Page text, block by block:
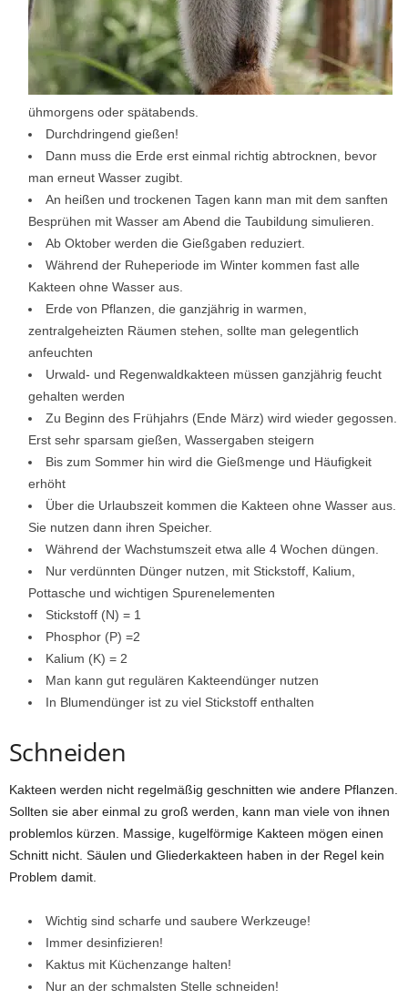
ühmorgens oder spätabends.
Durchdringend gießen!
Dann muss die Erde erst einmal richtig abtrocknen, bevor
man erneut Wasser zugibt.
An heißen und trockenen Tagen kann man mit dem sanften
Besprühen mit Wasser am Abend die Taubildung simulieren.
Ab Oktober werden die Gießgaben reduziert.
Während der Ruheperiode im Winter kommen fast alle
Kakteen ohne Wasser aus.
Erde von Pflanzen, die ganzjährig in warmen,
zentralgeheizten Räumen stehen, sollte man gelegentlich
anfeuchten
Urwald- und Regenwaldkakteen müssen ganzjährig feucht
gehalten werden
Zu Beginn des Frühjahrs (Ende März) wird wieder gegossen.
Erst sehr sparsam gießen, Wassergaben steigern
Bis zum Sommer hin wird die Gießmenge und Häufigkeit
erhöht
Über die Urlaubszeit kommen die Kakteen ohne Wasser aus.
Sie nutzen dann ihren Speicher.
Während der Wachstumszeit etwa alle 4 Wochen düngen.
Nur verdünnten Dünger nutzen, mit Stickstoff, Kalium,
Pottasche und wichtigen Spurenelementen
Stickstoff (N) = 1
Phosphor (P) =2
Kalium (K) = 2
Man kann gut regulären Kakteendünger nutzen
In Blumendünger ist zu viel Stickstoff enthalten
Schneiden
Kakteen werden nicht regelmäßig geschnitten wie andere Pflanzen.
Sollten sie aber einmal zu groß werden, kann man viele von ihnen
problemlos kürzen. Massige, kugelförmige Kakteen mögen einen
Schnitt nicht. Säulen und Gliederkakteen haben in der Regel kein
Problem damit.
Wichtig sind scharfe und saubere Werkzeuge!
Immer desinfizieren!
Kaktus mit Küchenzange halten!
Nur an der schmalsten Stelle schneiden!